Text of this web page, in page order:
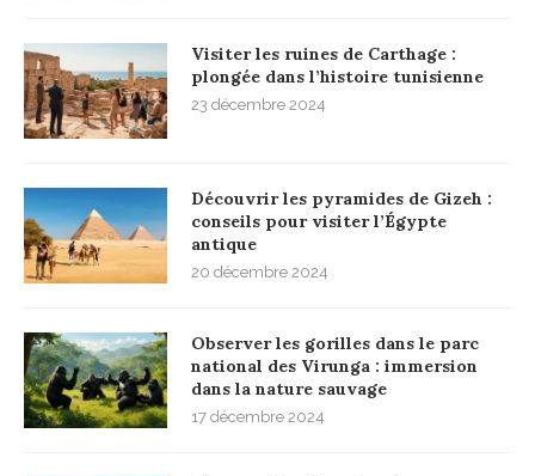
Visiter les ruines de Carthage :
plongée dans l’histoire tunisienne
23 décembre 2024
Découvrir les pyramides de Gizeh :
conseils pour visiter l’Égypte
antique
20 décembre 2024
Observer les gorilles dans le parc
national des Virunga : immersion
dans la nature sauvage
17 décembre 2024